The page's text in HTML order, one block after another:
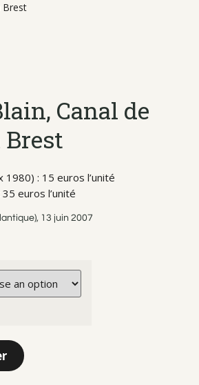
Brest
Canal de
Brest
: 15 euros l’unité
euros l’unité
13 juin 2007